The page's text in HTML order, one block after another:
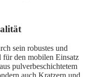
sein robustes und
für den mobilen Einsatz
pulverbeschichtetem